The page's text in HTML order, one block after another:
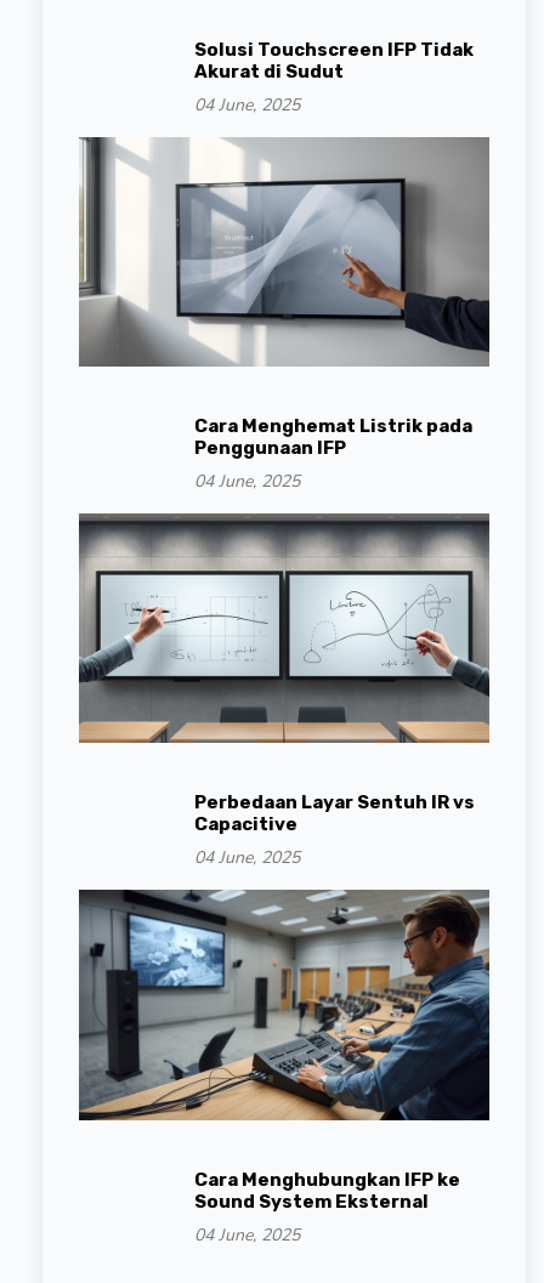
Solusi Touchscreen IFP Tidak
Akurat di Sudut
04 June, 2025
Cara Menghemat Listrik pada
Penggunaan IFP
04 June, 2025
Perbedaan Layar Sentuh IR vs
Capacitive
04 June, 2025
Cara Menghubungkan IFP ke
Sound System Eksternal
04 June, 2025